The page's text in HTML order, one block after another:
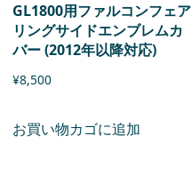
GL1800用ファルコンフェア
リングサイドエンブレムカ
バー (2012年以降対応)
¥8,500
お買い物カゴに追加